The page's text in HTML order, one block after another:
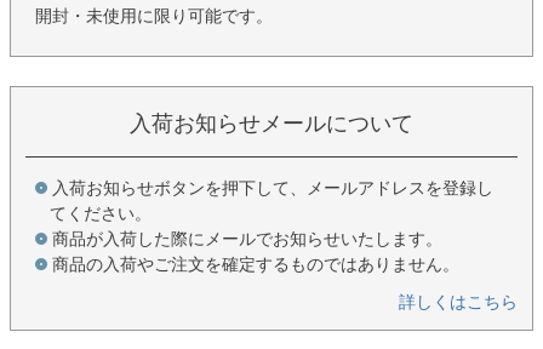
開封・未使用に限り可能です。
入荷お知らせメールについて
入荷お知らせボタンを押下して、メールアドレスを登録し
てください。
商品が入荷した際にメールでお知らせいたします。
商品の入荷やご注文を確定するものではありません。
詳しくはこちら